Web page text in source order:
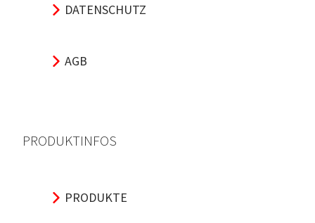
DATENSCHUTZ
AGB
PRODUKTINFOS
PRODUKTE